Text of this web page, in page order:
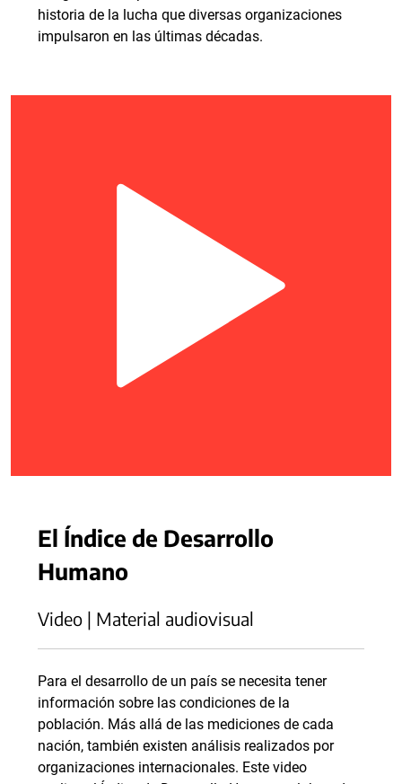
historia de la lucha que diversas organizaciones
impulsaron en las últimas décadas.
El Índice de Desarrollo
Humano
Video | Material audiovisual
Para el desarrollo de un país se necesita tener
información sobre las condiciones de la
población. Más allá de las mediciones de cada
nación, también existen análisis realizados por
organizaciones internacionales. Este video